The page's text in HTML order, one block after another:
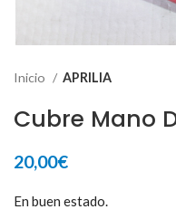
Inicio APRILIA
Cubre Mano
20,00€
En buen estado.